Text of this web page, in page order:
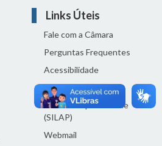
Links Úteis
Fale com a Câmara
Perguntas Frequentes
Acessibilidade
Termos de uso
Política de privacidade
(SILAP)
Webmail